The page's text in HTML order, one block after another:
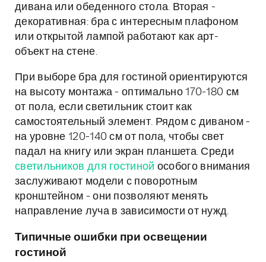
дивана или обеденного стола. Вторая -
декоративная: бра с интересным плафоном
или открытой лампой работают как арт-
объект на стене.
При выборе бра для гостиной ориентируются
на высоту монтажа - оптимально 170-180 см
от пола, если светильник стоит как
самостоятельный элемент. Рядом с диваном -
на уровне 120-140 см от пола, чтобы свет
падал на книгу или экран планшета. Среди
светильников для гостиной особого внимания
заслуживают модели с поворотным
кронштейном - они позволяют менять
направление луча в зависимости от нужд.
Типичные ошибки при освещении
гостиной